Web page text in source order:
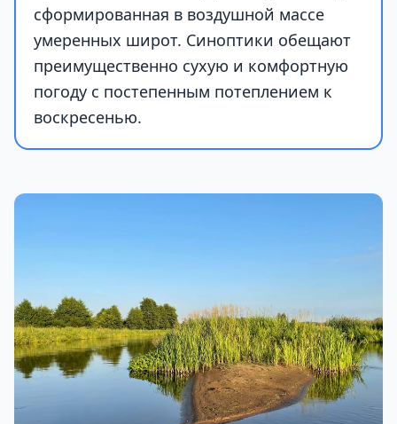
сформированная в воздушной массе
умеренных широт. Синоптики обещают
преимущественно сухую и комфортную
погоду с постепенным потеплением к
воскресенью.